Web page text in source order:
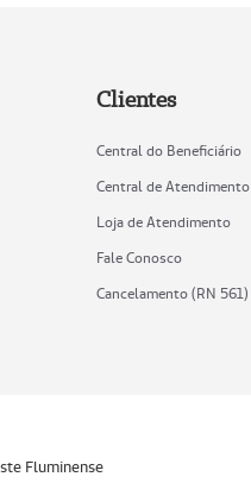
Clientes
Central do Beneficiário
Central de Atendimento
Loja de Atendimento
Fale Conosco
Cancelamento (RN 561)
Fluminense